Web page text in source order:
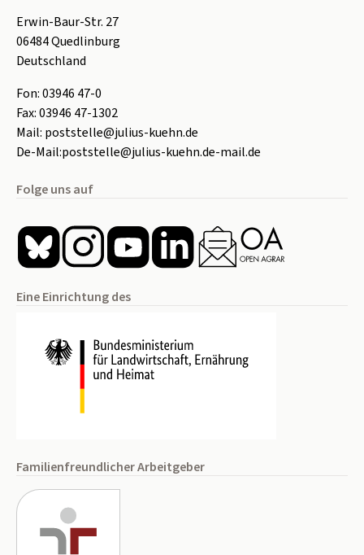
Erwin-Baur-Str. 27
06484Quedlinburg
Deutschland
Fon:03946 47-0
Fax:03946 47-1302
Mail: poststelle@julius-kuehn.de
De-Mail:poststelle@julius-kuehn.de-mail.de
Folge uns auf
Eine Einrichtung des
Familienfreundlicher Arbeitgeber